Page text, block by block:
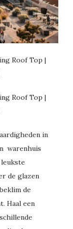
in
warenhuis
leukste
de glazen
de
Haal een